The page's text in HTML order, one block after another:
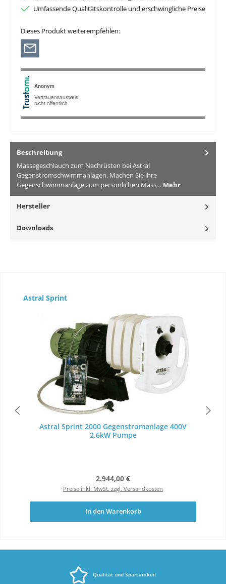
Umfassende Qualitätskontrolle und erschwingliche Preise
Dieses Produkt weiterempfehlen:
Beschreibung
Massageschlauch zum Nachrüsten bei Astral
Gegenstromschwimmanlagen. Machen Sie ihre
Gegenschwimmanlage zum persönlichen Mass… Mehr
Hersteller
Downloads
Produktgalerie überspringen
Astral Sprint
Astral Sprint 2000 Gegenstromanlage 400V
2,6kW Pumpe
Regulärer Preis:
2.944,00 €
Preise inkl. MwSt. zzgl. Versandkosten
In den Warenkorb
Qualität und Sparsamkeit